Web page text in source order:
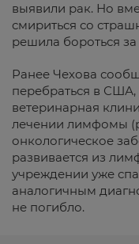
выявили рак. Но
смириться со
решила бороться
Ранее Чехова
перебраться в США,
ветеринарная
лечении лимфомы
онкологическое
развивается из
учреждении уже
аналогичным
не погибло.